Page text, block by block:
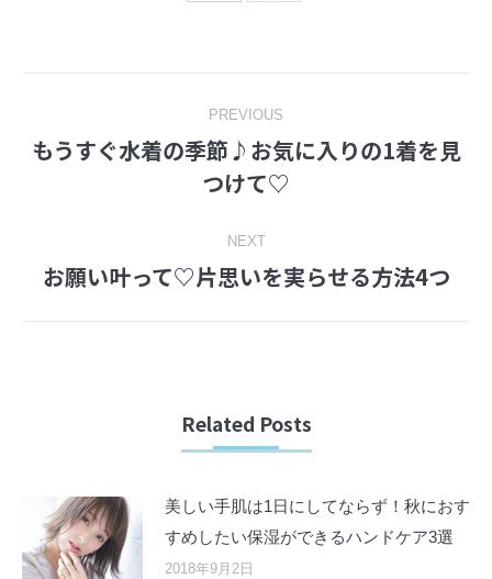
navigation
PREVIOUS
Previous
post:
もうすぐ水着の季節♪お気に入りの1着を見
つけて♡
NEXT
Next
お願い叶って♡片思いを実らせる方法4つ
Related Posts
美しい手肌は1日にしてならず！秋におす
すめしたい保湿ができるハンドケア3選
2018年9月2日